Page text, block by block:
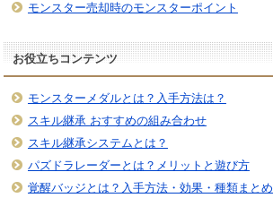
モンスター売却時のモンスターポイント
お役立ちコンテンツ
モンスターメダルとは？入手方法は？
スキル継承 おすすめの組み合わせ
スキル継承システムとは？
パズドラレーダーとは？メリットと遊び方
覚醒バッジとは？入手方法・効果・種類まとめ